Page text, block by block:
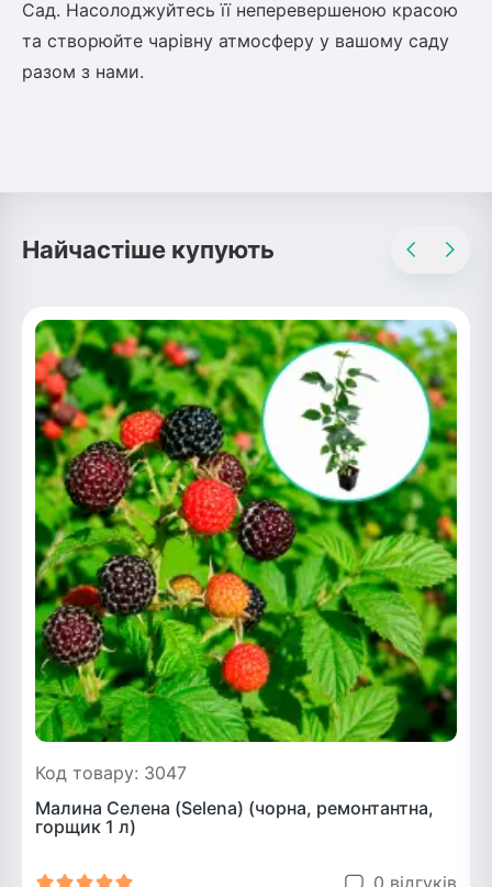
Сад. Насолоджуйтесь її неперевершеною красою
та створюйте чарівну атмосферу у вашому саду
разом з нами.
Найчастіше купують
Код товару: 3047
Малина Селена (Selena) (чорна, ремонтантна,
горщик 1 л)
0 відгуків